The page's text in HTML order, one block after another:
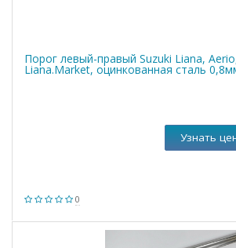
Порог левый-правый Suzuki Liana,
Liana.Market, оцинкованная сталь
0
Узнать